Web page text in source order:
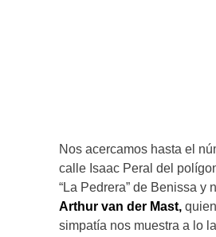
Nos acercamos hasta el
calle Isaac Peral del
“La Pedrera” de Benissa y
Arthur van der Mast,
simpatía nos muestra a lo